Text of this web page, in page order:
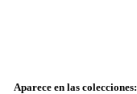
Aparece en las colecciones: